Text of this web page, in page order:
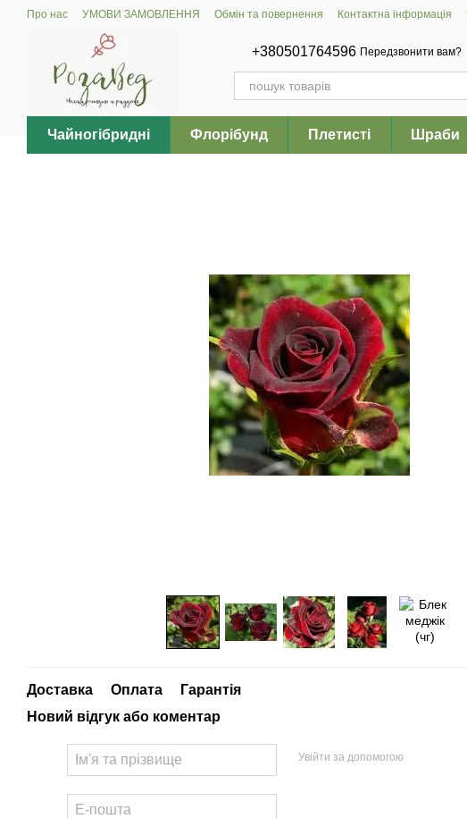
Перейти до основного контенту
Про нас УМОВИ ЗАМОВЛЕННЯ Обмін та повернення Контактна інформація
+380501764596 Передзвонити вам?
Чайногібридні Флорібунд Плетисті Шраби
Доставка Оплата
Гарантія
Новий відгук або коментар
Увійти за допомогою